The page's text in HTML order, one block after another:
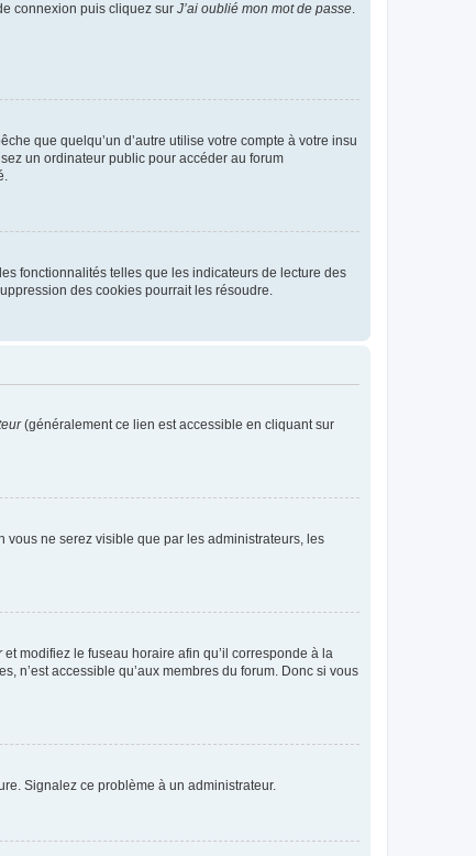
connexion puis cliquez sur J’ai oublié mon mot de passe.
que quelqu’un d’autre utilise votre compte à votre insu
un ordinateur public pour accéder au forum
fonctionnalités telles que les indicateurs de lecture des
des cookies pourrait les résoudre.
(généralement ce lien est accessible en cliquant sur
vous ne serez visible que par les administrateurs, les
et modifiez le fuseau horaire afin qu’il corresponde à la
n’est accessible qu’aux membres du forum. Donc si vous
Signalez ce problème à un administrateur.